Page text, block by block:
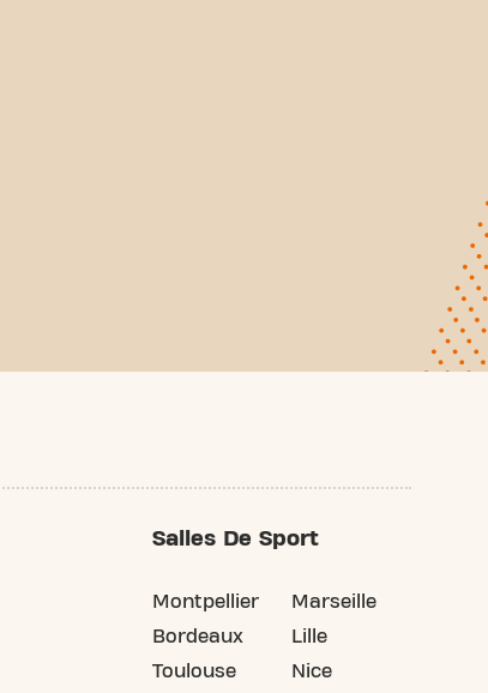
Salles De Sport
Montpellier
Bordeaux
Toulouse
Marseille
Lille
Nice